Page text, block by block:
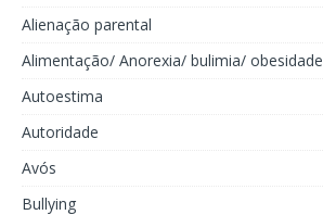
Alienação parental
Alimentação/ Anorexia/ bulimia/ obesidade
Autoestima
Autoridade
Avós
Bullying